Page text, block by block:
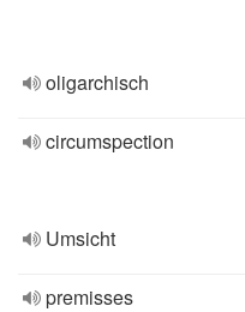
oligarchisch
circumspection
Umsicht
premisses